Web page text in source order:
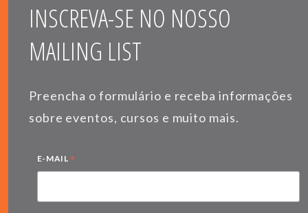
INSCREVA-SE NO NOSSO
MAILING LIST
Preencha o formulário e receba informações
sobre eventos, cursos e muito mais.
E-MAIL *